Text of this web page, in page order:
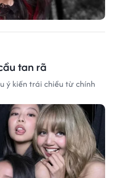
tan rã
ý kiến trái chiều từ chính